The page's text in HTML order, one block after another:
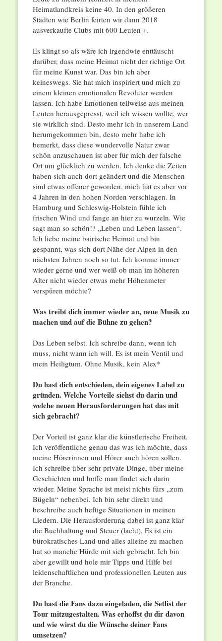
Heimatlandkreis keine 40. In den größeren
Städten wie Berlin feirten wir dann 2018
ausverkaufte Clubs mit 600 Leuten +.
Es klingt so als wäre ich irgendwie enttäuscht
darüber, dass meine Heimat nicht der richtige Ort
für meine Kunst war. Das bin ich aber
keineswegs. Sie hat mich inspiriert und mich zu
einem kleinen emotionalen Revoluter werden
lassen. Ich habe Emotionen teilweise aus meinen
Leuten herausgepresst, weil ich wissen wollte, wer
sie wirklich sind. Desto mehr ich in unserem Land
herumgekommen bin, desto mehr habe ich
bemerkt, dass diese wundervolle Natur zwar
schön anzuschauen ist aber für mich der falsche
Ort um glücklich zu werden. Ich denke die Zeiten
haben sich auch dort geändert und die Menschen
sind etwas offener geworden, mich hat es aber vor
4 Jahren in den hohen Norden verschlagen. In
Hamburg und Schleswig-Holstein fühle ich
frischen Wind und fange an hier zu wurzeln. Wie
sagt man so schön!? „Leben und Leben lassen“.
Ich liebe meine bairische Heimat und bin
gespannt, was sich dort Nähe der Alpen in den
nächsten Jahren noch so tut. Ich komme immer
wieder gerne und wer weiß ob man im höheren
Alter nicht wieder etwas mehr Höhenmeter
verspüren möchte?
Was treibt dich immer wieder an, neue Musik zu
machen und auf die Bühne zu gehen?
Das Leben selbst. Ich schreibe dann, wenn ich
muss, nicht wann ich will. Es ist mein Ventil und
mein Heiligtum. Ohne Musik, kein Alex*
Du hast dich entschieden, dein eigenes Label zu
gründen. Welche Vorteile siehst du darin und
welche neuen Herausforderungen hat das mit
sich gebracht?
Der Vorteil ist ganz klar die künstlerische Freiheit.
Ich veröffentliche genau das was ich möchte, dass
meine Hörerinnen und Hörer auch hören sollen.
Ich schreibe über sehr private Dinge, über meine
Geschichten und hoffe man findet sich darin
wieder. Meine Sprache ist meist nichts fürs „zum
Bügeln“ nebenbei. Ich bin sehr direkt und
beschreibe auch heftige Situationen in meinen
Liedern. Die Herausforderung dabei ist ganz klar
die Buchhaltung und Steuer (lacht). Es ist ein
bürokratisches Land und alles alleine zu machen
hat so manche Hürde mit sich gebracht. Ich bin
aber gewillt und hole mir Tipps und Hilfe bei
leidenschaftlichen und professionellen Leuten aus
der Branche.
Du hast die Fans dazu eingeladen, die Setlist der
Tour mitzugestalten. Was erhoffst du dir davon
und wie wirst du die Wünsche deiner Fans
umsetzen?